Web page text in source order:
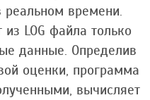
реальном времени.
LOG файла только
данные. Определив
оценки, программа
вычисляет